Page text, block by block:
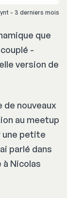
- 3 derniers mois
que
-
version de
de nouveaux
au meetup
une petite
parlé dans
Nicolas